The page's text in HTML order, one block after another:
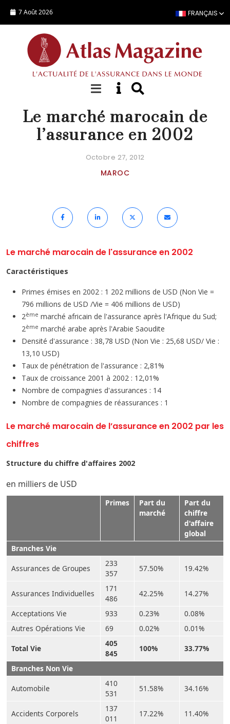
7 Août 2026 FRANÇAIS
DOSSIER SPÉCIAL
Le marché marocain de
l’assurance en 2002
Octobre 27, 2012
MAROC
Le marché marocain de l'assurance en 2002
Caractéristiques
Primes émises en 2002 : 1 202 millions de USD (Non Vie =
796 millions de USD /Vie = 406 millions de USD)
2ème marché africain de l'assurance après l'Afrique du Sud;
2ème marché arabe après l'Arabie Saoudite
Densité d'assurance : 38,78 USD (Non Vie : 25,68 USD/ Vie :
13,10 USD)
Taux de pénétration de l'assurance : 2,81%
Taux de croissance 2001 à 2002 : 12,01%
Nombre de compagnies d'assurances : 14
Nombre de compagnies de réassurances : 1
Le marché marocain de l’assurance en 2002 par les
chiffres
Structure du chiffre d'affaires 2002
en milliers de USD
Primes
Part du
marché
Part du
chiffre
d'affaire
global
Branches Vie
Assurances de Groupes
233
357
57.50% 19.42%
Assurances Individuelles
171
486
42.25% 14.27%
Acceptations Vie 933 0.23%
0.08%
Autres Opérations Vie
69 0.02% 0.01%
Total Vie
405
845
100% 33.77%
Branches Non Vie
Automobile
410
531
51.58% 34.16%
Accidents Corporels
137
011
17.22% 11.40%